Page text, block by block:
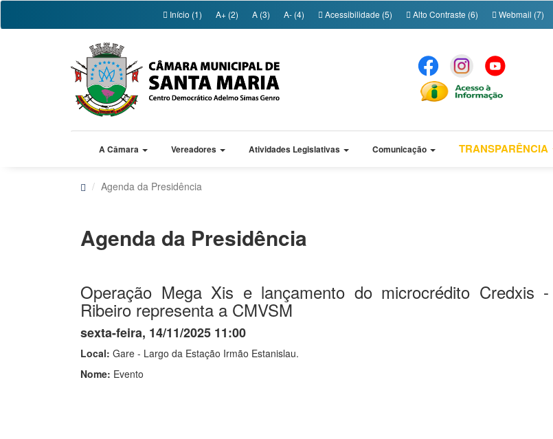
Início (1) A+ (2) A (3) A- (4) Acessibilidade (5) Alto Contraste (6) Webmail (7)
A Câmara Vereadores Atividades Legislativas Comunicação TRANSPARÊNCIA
Agenda da Presidência
Agenda da Presidência
Operação Mega Xis e lançamento do microcrédito Credxis
Ribeiro representa a CMVSM
sexta-feira, 14/11/2025 11:00
Local: Gare - Largo da Estação Irmão Estanislau.
Nome: Evento